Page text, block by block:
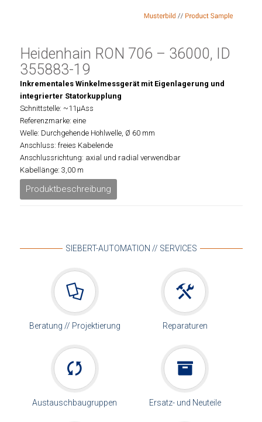
Heidenhain RON 706 – 36000, ID
355883-19
Inkrementales Winkelmessgerät mit Eigenlagerung und
integrierter Statorkupplung
Schnittstelle: ~11µAss
Referenzmarke: eine
Welle: Durchgehende Hohlwelle, Ø 60 mm
Anschluss: freies Kabelende
Anschlussrichtung: axial und radial verwendbar
Kabellänge: 3,00 m
Produktbeschreibung
SIEBERT-AUTOMATION // SERVICES
Beratung // Projektierung Reparaturen
Austauschbaugruppen Ersatz- und Neuteile